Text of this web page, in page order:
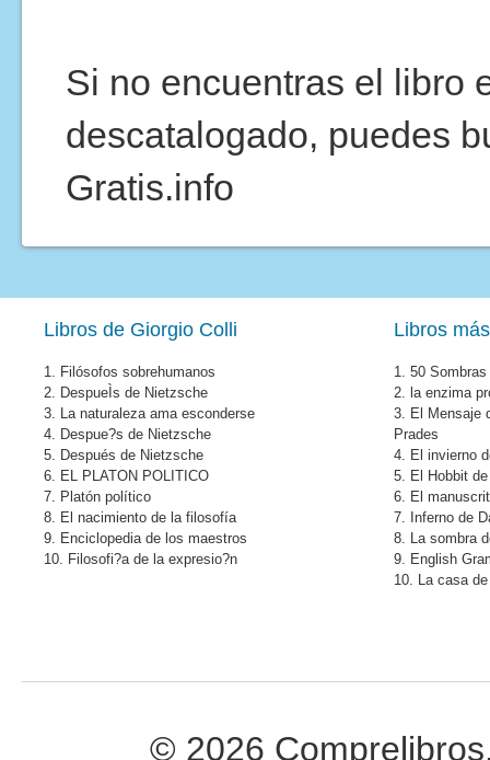
Si no encuentras el libro
descatalogado, puedes
Gratis.info
Libros de Giorgio Colli
1. Filósofos sobrehumanos
2. DespueÌs de Nietzsche
3. La naturaleza ama esconderse
4. Despue?s de Nietzsche
5. Después de Nietzsche
6. EL PLATON POLITICO
7. Platón político
8. El nacimiento de la filosofía
9. Enciclopedia de los maestros
10. Filosofi?a de la expresio?n
Libros
1. 50
2. la enzima
3. El Mensaje
Prades
4. El invierno
5. El Hobbit
6. El
7. Inferno de
8. La sombra
9. English
10. La casa
© 2026